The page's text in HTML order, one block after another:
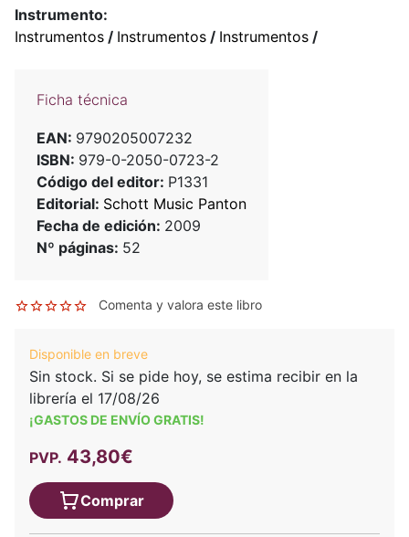
Instrumento:
Instrumentos / Instrumentos / Instrumentos /
Ficha técnica
EAN: 9790205007232
ISBN: 979-0-2050-0723-2
Código del editor: P1331
Editorial: Schott Music Panton
Fecha de edición: 2009
Nº páginas: 52
Comenta y valora este libro
Disponible en breve
Sin stock. Si se pide hoy, se estima recibir en la
librería el 17/08/26
¡GASTOS DE ENVÍO GRATIS!
PVP. 43,80€
Comprar